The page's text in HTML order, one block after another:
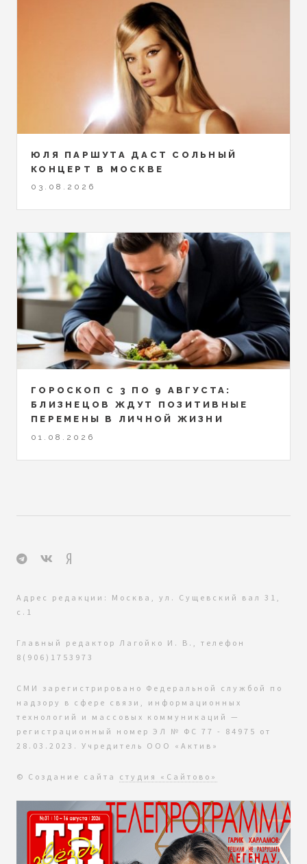
ЮЛЯ ПАРШУТА ДАСТ СОЛЬНЫЙ
КОНЦЕРТ В МОСКВЕ
03.08.2026
ГОРОСКОП С 3 ПО 9 АВГУСТА:
БЛИЗНЕЦОВ ЖДУТ ПОЗИТИВНЫЕ
ПЕРЕМЕНЫ В ЛИЧНОЙ ЖИЗНИ
01.08.2026
Адрес редакции: Москва, ул. Сущевский вал 31,
с.1
Главный редактор Лагойко И. В., телефон
8(906)1753973
СМИ зарегистрировано Федеральной службой по
надзору в сфере связи, информационных
технологий и массовых коммуникаций —
регистрационный номер ЭЛ № ФС 77 - 84975 от
28.03.2023. Учредитель ООО «Актив»
© Создание сайта студия «Сайтово»